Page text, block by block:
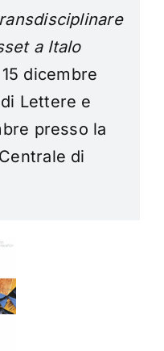
a Italo
dicembre
Lettere e
presso la
di